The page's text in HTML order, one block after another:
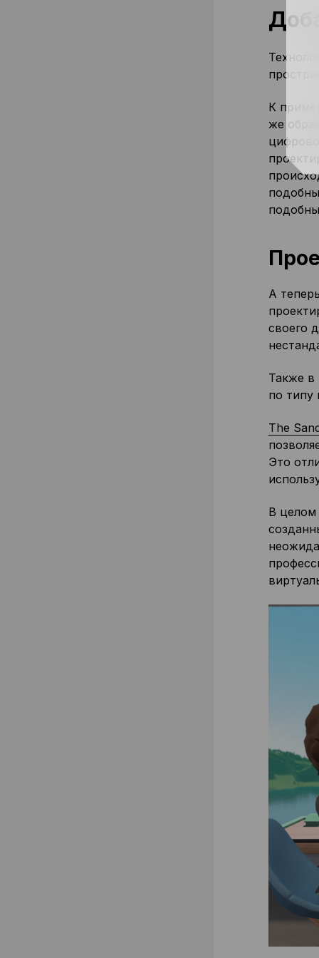
К
же
А
своего
Также в
по типу
The
Это
В целом